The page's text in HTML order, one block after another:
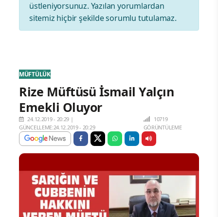
üstleniyorsunuz. Yazılan yorumlardan
sitemiz hiçbir şekilde sorumlu tutulamaz.
MÜFTÜLÜK
Rize Müftüsü İsmail Yalçın
Emekli Oluyor
24.12.2019 - 20:29 |
GÜNCELLEME:24.12.2019 - 20:29
10719
GÖRÜNTÜLEME